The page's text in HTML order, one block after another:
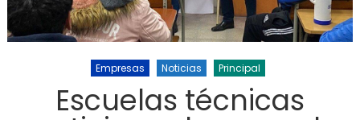
Empresas Noticias Principal
Escuelas técnicas